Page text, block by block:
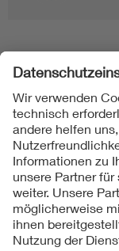
Folgen Sie uns